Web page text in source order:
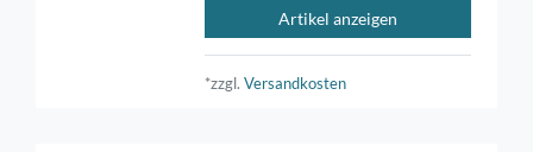
Artikel anzeigen
*zzgl.Versandkosten